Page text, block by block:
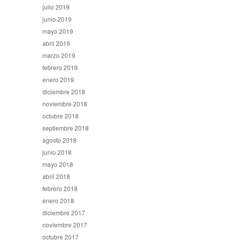
julio 2019
junio 2019
mayo 2019
abril 2019
marzo 2019
febrero 2019
enero 2019
diciembre 2018
noviembre 2018
octubre 2018
septiembre 2018
agosto 2018
junio 2018
mayo 2018
abril 2018
febrero 2018
enero 2018
diciembre 2017
noviembre 2017
octubre 2017